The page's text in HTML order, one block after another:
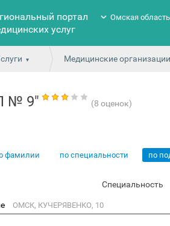
портал
услуг
Омская область
Медицинские
№ 9" (8 оценок)
фамилии по специальности по
Специальность
ОМСК, КУЧЕРЯВЕНКО, 10